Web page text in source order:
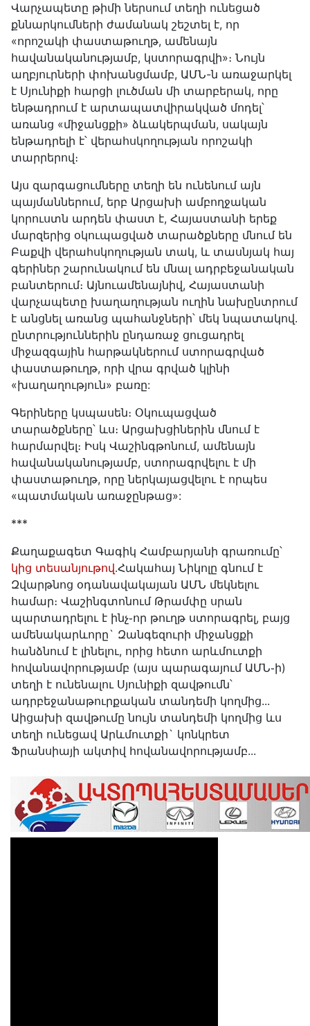
Վարչապետը թիմի ներսում տեղի ունեցած
քննարկումների ժամանակ շեշտել է, որ
«որոշակի փաստաթուղթ, ամենայն
հավանականությամբ, կստորագրվի»։ Նույն
աղբյուրների փոխանցմամբ, ԱՄՆ-ն առաջարկել
է Սյունիքի հարցի լուծման մի տարբերակ, որը
ենթադրում է արտապատվիրակված մոդել՝
առանց «միջանցքի» ձևակերպման, սակայն
ենթադրելի է՝ վերահսկողության որոշակի
տարրերով։
Այս զարգացումները տեղի են ունենում այն
պայմաններում, երբ Արցախի ամբողջական
կորուստն արդեն փաստ է, Հայաստանի երեք
մարզերից օկուպացված տարածքները մնում են
Բաքվի վերահսկողության տակ, և տասնյակ հայ
գերիներ շարունակում են մնալ ադրբեջանական
բանտերում։ Այնուամենայնիվ, Հայաստանի
վարչապետը խաղաղության ուղին նախընտրում
է անցնել առանց պահանջների՝ մեկ նպատակով.
ընտրություններին ընդառաջ ցուցադրել
միջազգային հարթակներում ստորագրված
փաստաթուղթ, որի վրա գրված կլինի
«խաղաղություն» բառը:
Գերիները կսպասեն։ Օկուպացված
տարածքները՝ ևս։ Արցախցիներին մնում է
հարմարվել։ Իսկ Վաշինգթոնում, ամենայն
հավանականությամբ, ստորագրվելու է մի
փաստաթուղթ, որը ներկայացվելու է որպես
«պատմական առաջընթաց»:
***
Քաղաքագետ Գագիկ Համբարյանի գրառումը՝
կից տեսանյութով․Հակահայ Նիկոլը գնում է
Զվարթնոց օդանավակայան ԱՄՆ մեկնելու
համար։ Վաշինգտոնում Թրամփը սրան
պարտադրելու է ինչ֊որ թուղթ ստորագրել, բայց
ամենակարևորը` Զանգեզուրի միջանցքի
հանձնում է լինելու, որից հետո արևմուտքի
հովանավորությամբ (այս պարագայում ԱՄՆ֊ի)
տեղի է ունենալու Սյունիքի զավթումն՝
ադրբեջանաթուրքական տանդեմի կողմից...
Աիցախի զավթումը նույն տանդեմի կողմից ևս
տեղի ունեցավ Արևմուտքի` կոնկրետ
Ֆրանսիայի ակտիվ հովանավորությամբ...